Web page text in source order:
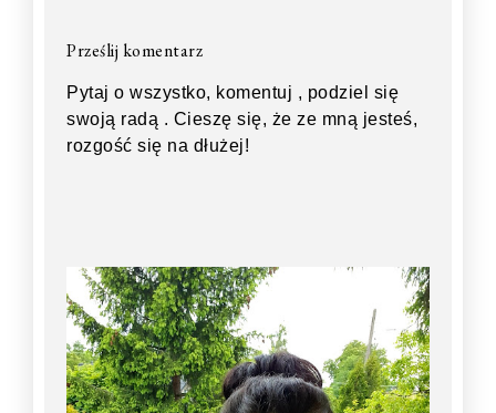
Prześlij komentarz
Pytaj o wszystko, komentuj , podziel się
swoją radą . Cieszę się, że ze mną jesteś,
rozgość się na dłużej!